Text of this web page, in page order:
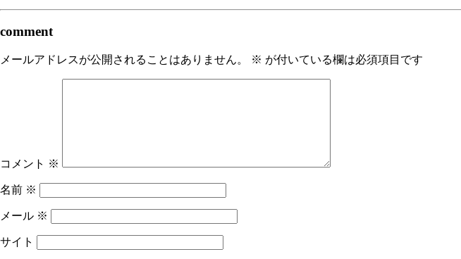
comment
メールアドレスが公開されることはありません。 ※ が付いている欄は必須項目です
コメント ※
名前 ※
メール ※
サイト